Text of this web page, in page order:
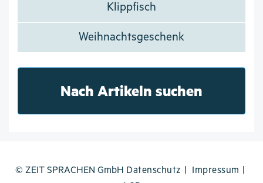
Klippfisch
Weihnachtsgeschenk
Nach Artikeln suchen
© ZEIT SPRACHEN GmbH Datenschutz
Impressum